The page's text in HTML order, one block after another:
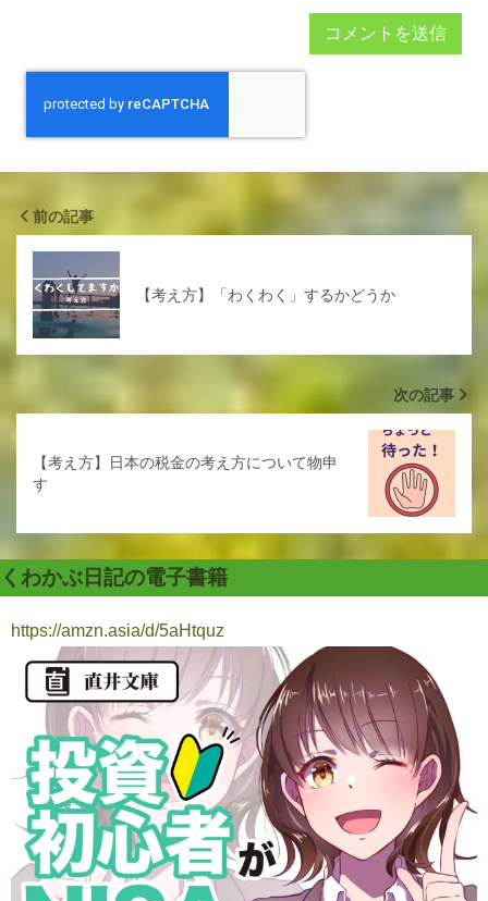
前の記事
【考え方】「わくわく」するかどうか
次の記事
【考え方】日本の税金の考え方について物申
す
くわかぶ日記の電子書籍
https://amzn.asia/d/5aHtquz